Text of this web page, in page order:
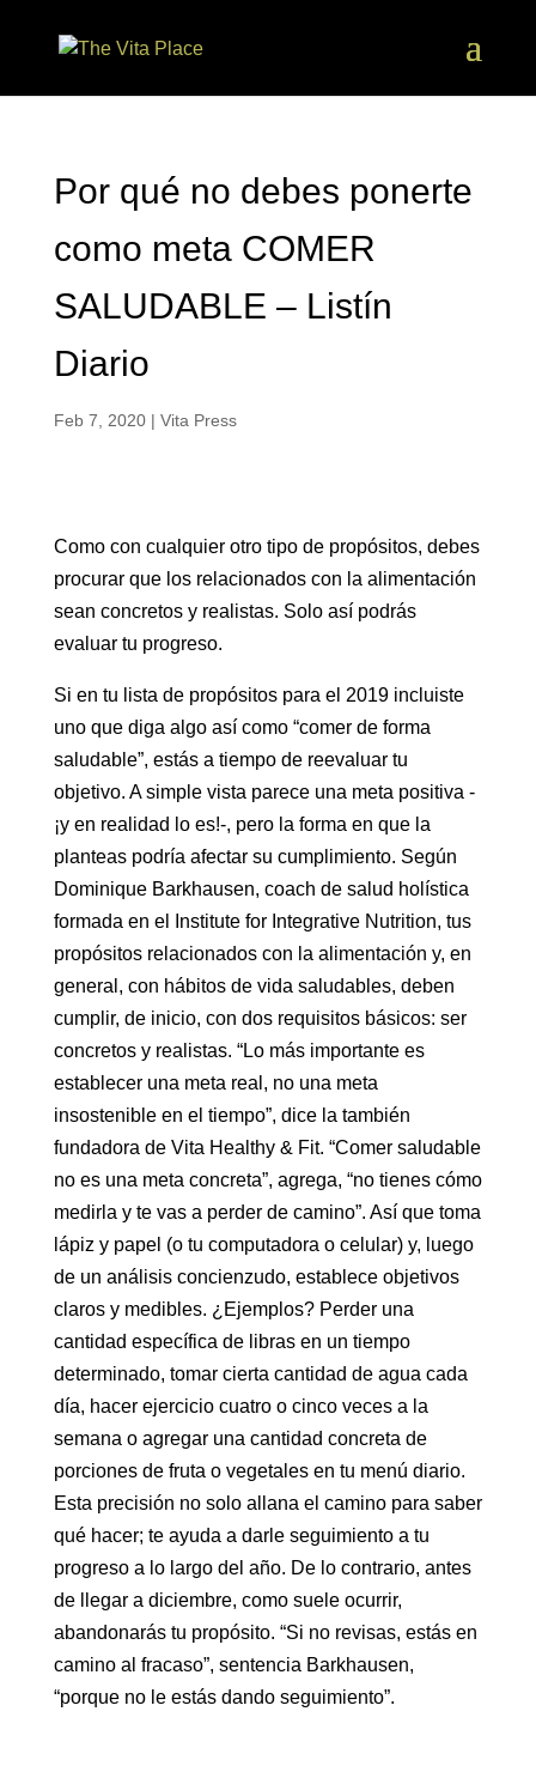
Por qué no debes ponerte
como meta COMER
SALUDABLE – Listín
Diario
Feb 7, 2020| Vita Press
Como con cualquier otro tipo de propósitos, debes
procurar que los relacionados con la alimentación
sean concretos y realistas. Solo así podrás
evaluar tu progreso.
Si en tu lista de propósitos para el 2019 incluiste
uno que diga algo así como “comer de forma
saludable”, estás a tiempo de reevaluar tu
objetivo. A simple vista parece una meta positiva -
¡y en realidad lo es!-, pero la forma en que la
planteas podría afectar su cumplimiento. Según
Dominique Barkhausen, coach de salud holística
formada en el Institute for Integrative Nutrition, tus
propósitos relacionados con la alimentación y, en
general, con hábitos de vida saludables, deben
cumplir, de inicio, con dos requisitos básicos: ser
concretos y realistas. “Lo más importante es
establecer una meta real, no una meta
insostenible en el tiempo”, dice la también
fundadora de Vita Healthy & Fit. “Comer saludable
no es una meta concreta”, agrega, “no tienes cómo
medirla y te vas a perder de camino”. Así que toma
lápiz y papel (o tu computadora o celular) y, luego
de un análisis concienzudo, establece objetivos
claros y medibles. ¿Ejemplos? Perder una
cantidad específica de libras en un tiempo
determinado, tomar cierta cantidad de agua cada
día, hacer ejercicio cuatro o cinco veces a la
semana o agregar una cantidad concreta de
porciones de fruta o vegetales en tu menú diario.
Esta precisión no solo allana el camino para saber
qué hacer; te ayuda a darle seguimiento a tu
progreso a lo largo del año. De lo contrario, antes
de llegar a diciembre, como suele ocurrir,
abandonarás tu propósito. “Si no revisas, estás en
camino al fracaso”, sentencia Barkhausen,
“porque no le estás dando seguimiento”.